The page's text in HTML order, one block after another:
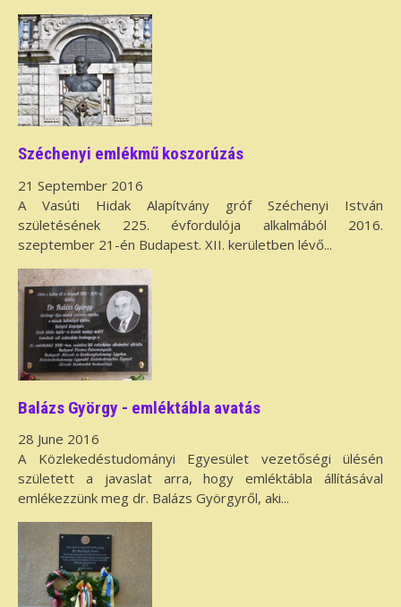
Széchenyi emlékmű koszorúzás
21 September 2016
A Vasúti Hidak Alapítvány gróf Széchenyi István
születésének 225. évfordulója alkalmából 2016.
szeptember 21-én Budapest. XII. kerületben lévő...
Balázs György - emléktábla avatás
28 June 2016
A Közlekedéstudományi Egyesület vezetőségi ülésén
született a javaslat arra, hogy emléktábla állításával
emlékezzünk meg dr. Balázs Györgyről, aki...